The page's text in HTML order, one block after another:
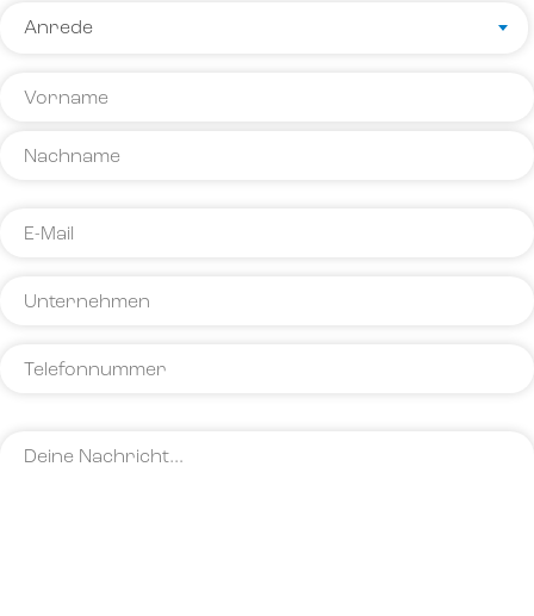
NameAnrede
Anrede
Vorname
Unternehmen
Telefonnummer
Deine